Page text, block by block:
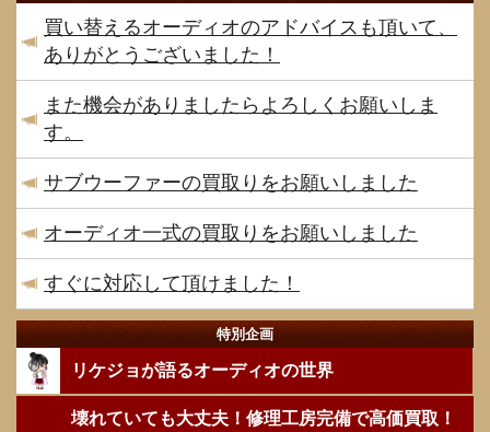
買い替えるオーディオのアドバイスも頂いて、
ありがとうございました！
また機会がありましたらよろしくお願いしま
す。
サブウーファーの買取りをお願いしました
オーディオ一式の買取りをお願いしました
すぐに対応して頂けました！
特別企画
リケジョが語るオーディオの世界
壊れていても大丈夫！修理工房完備で高価買取！